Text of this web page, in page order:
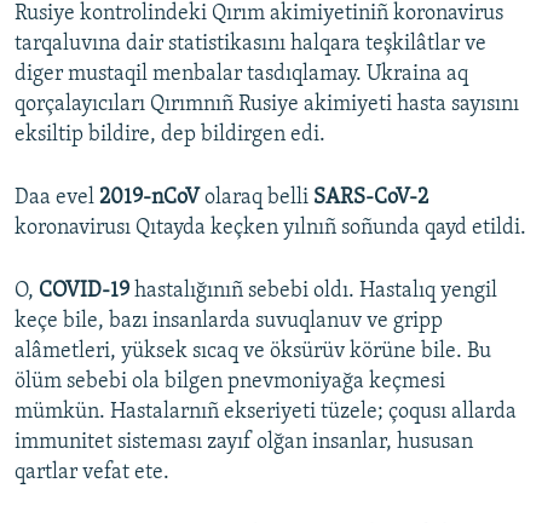
Rusiye kontrolindeki Qırım akimiyetiniñ koronavirus
tarqaluvına dair statistikasını halqara teşkilâtlar ve
diger mustaqil menbalar tasdıqlamay. Ukraina aq
qorçalayıcıları Qırımnıñ Rusiye akimiyeti hasta sayısını
eksiltip bildire, dep bildirgen edi.
Daa evel 2019-nCoV olaraq belli SARS-CoV-2
koronavirusı Qıtayda keçken yılnıñ soñunda qayd etildi.
O, COVID-19 hastalığınıñ sebebi oldı. Hastalıq yengil
keçe bile, bazı insanlarda suvuqlanuv ve gripp
alâmetleri, yüksek sıcaq ve öksürüv körüne bile. Bu
ölüm sebebi ola bilgen pnevmoniyağa keçmesi
mümkün. Hastalarnıñ ekseriyeti tüzele; çoqusı allarda
immunitet sisteması zayıf olğan insanlar, hususan
qartlar vefat ete.